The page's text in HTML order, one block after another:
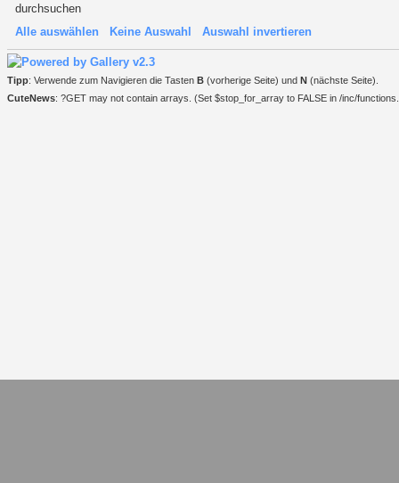
durchsuchen
Alle auswählen
Keine Auswahl Auswahl invertieren
Tipp: Verwende zum Navigieren die Tasten B (vorherige Seite) und N (nächste Seite).
CuteNews: ?GET may not contain arrays. (Set $stop_for_array to FALSE in /inc/